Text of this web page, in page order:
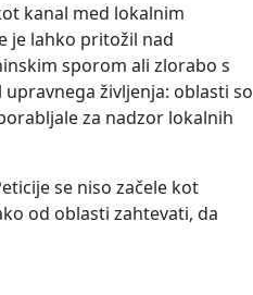
kanal med lokalnim
je lahko pritožil nad
sporom ali zlorabo s
življenja: oblasti so
za nadzor lokalnih
se niso začele kot
od oblasti zahtevati, da